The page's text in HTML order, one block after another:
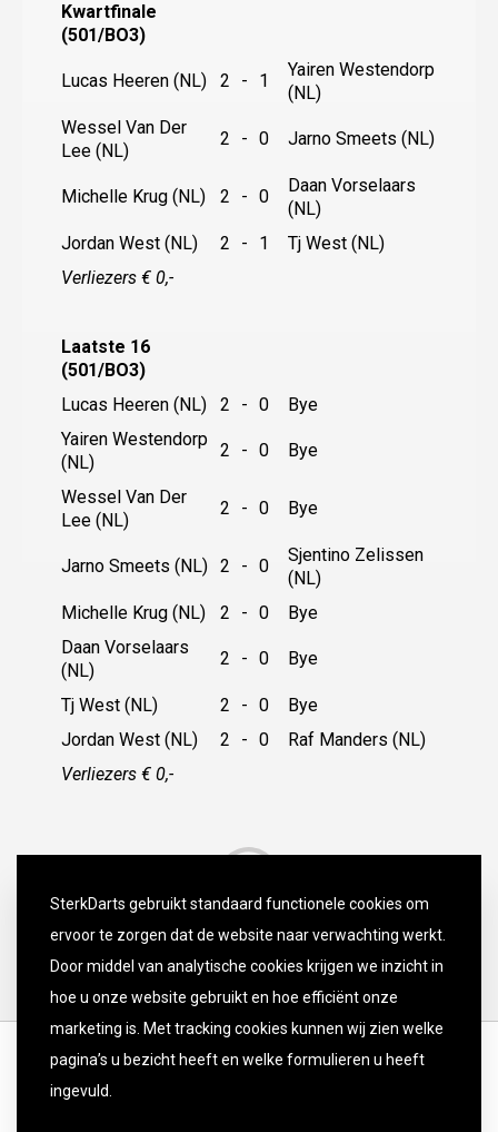
Kwartfinale
(501/BO3)
Lucas Heeren (NL) 2 - 1
Yairen Westendorp
(NL)
Wessel Van Der
Lee (NL)
2 - 0 Jarno Smeets (NL)
Michelle Krug (NL) 2 - 0
Daan Vorselaars
(NL)
Jordan West (NL)
2 - 1
Tj West (NL)
Verliezers € 0,-
Laatste 16
(501/BO3)
Lucas Heeren (NL)
2 - 0
Bye
Yairen Westendorp
(NL)
2 - 0 Bye
Wessel Van Der
Lee (NL)
2 - 0 Bye
Jarno Smeets (NL) 2 - 0
Sjentino Zelissen
(NL)
Michelle Krug (NL)
2 - 0
Bye
Daan Vorselaars
(NL)
2 - 0 Bye
Tj West (NL) 2 - 0
Bye
Jordan West (NL)
2 - 0
Raf Manders (NL)
Verliezers € 0,-
SterkDarts gebruikt standaard functionele cookies om
ervoor te zorgen dat de website naar verwachting werkt.
Door middel van analytische cookies krijgen we inzicht in
hoe u onze website gebruikt en hoe efficiënt onze
marketing is. Met tracking cookies kunnen wij zien welke
pagina’s u bezicht heeft en welke formulieren u heeft
ingevuld.